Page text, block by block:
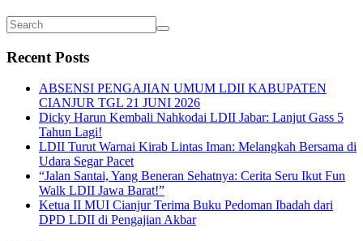
Recent Posts
ABSENSI PENGAJIAN UMUM LDII KABUPATEN
CIANJUR TGL 21 JUNI 2026
Dicky Harun Kembali Nahkodai LDII Jabar: Lanjut Gass 5
Tahun Lagi!
LDII Turut Warnai Kirab Lintas Iman: Melangkah Bersama di
Udara Segar Pacet
“Jalan Santai, Yang Beneran Sehatnya: Cerita Seru Ikut Fun
Walk LDII Jawa Barat!”
Ketua II MUI Cianjur Terima Buku Pedoman Ibadah dari
DPD LDII di Pengajian Akbar